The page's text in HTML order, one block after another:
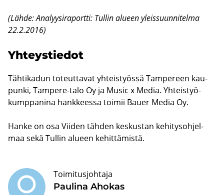
(Lähde: Ana­lyy­si­ra­port­ti: Tul­lin alu­een yleis­suun­ni­tel­ma
22.2.2016)
Yh­teys­tie­dot
Täh­ti­ka­dun to­teut­ta­vat yh­teis­työs­sä Tam­pe­reen kau­
pun­ki, Tampere-​talo Oy ja Music x Media. Yh­teis­työ­
kump­pa­ni­na hank­kees­sa toi­mii Bauer Media Oy.
Hanke on osa Vii­den täh­den kes­kus­tan ke­hi­tys­oh­jel­
maa sekä Tul­lin alu­een ke­hit­tä­mis­tä.
Pau­li­na Aho­kas
Toimitusjohtaja